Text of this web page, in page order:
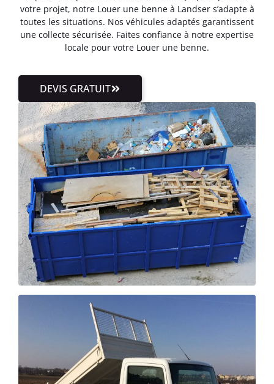
votre projet, notre Louer une benne à Landser s’adapte à
toutes les situations. Nos véhicules adaptés garantissent
une collecte sécurisée. Faites confiance à notre expertise
locale pour votre Louer une benne.
DEVIS GRATUIT